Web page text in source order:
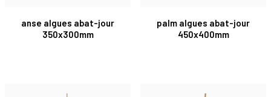
anse algues abat-jour
350x300mm
palm algues abat-jour
450x400mm